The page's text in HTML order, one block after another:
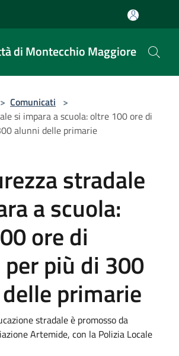
di Montecchio Maggiore
> Comunicati >
si impara a scuola: oltre 100 ore di
alunni delle primarie
stradale
a scuola:
ore di
più di 300
primarie
stradale è promosso da
Artemide, con la Polizia Locale